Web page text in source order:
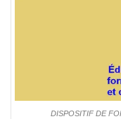
DISPOSITIF DE